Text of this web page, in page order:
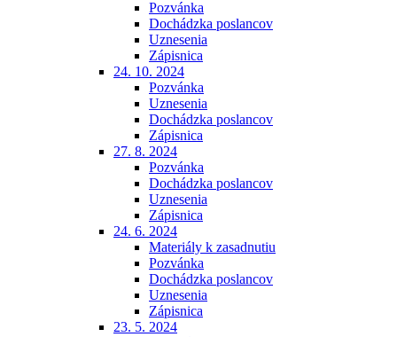
Pozvánka
Dochádzka poslancov
Uznesenia
Zápisnica
24. 10. 2024
Pozvánka
Uznesenia
Dochádzka poslancov
Zápisnica
27. 8. 2024
Pozvánka
Dochádzka poslancov
Uznesenia
Zápisnica
24. 6. 2024
Materiály k zasadnutiu
Pozvánka
Dochádzka poslancov
Uznesenia
Zápisnica
23. 5. 2024